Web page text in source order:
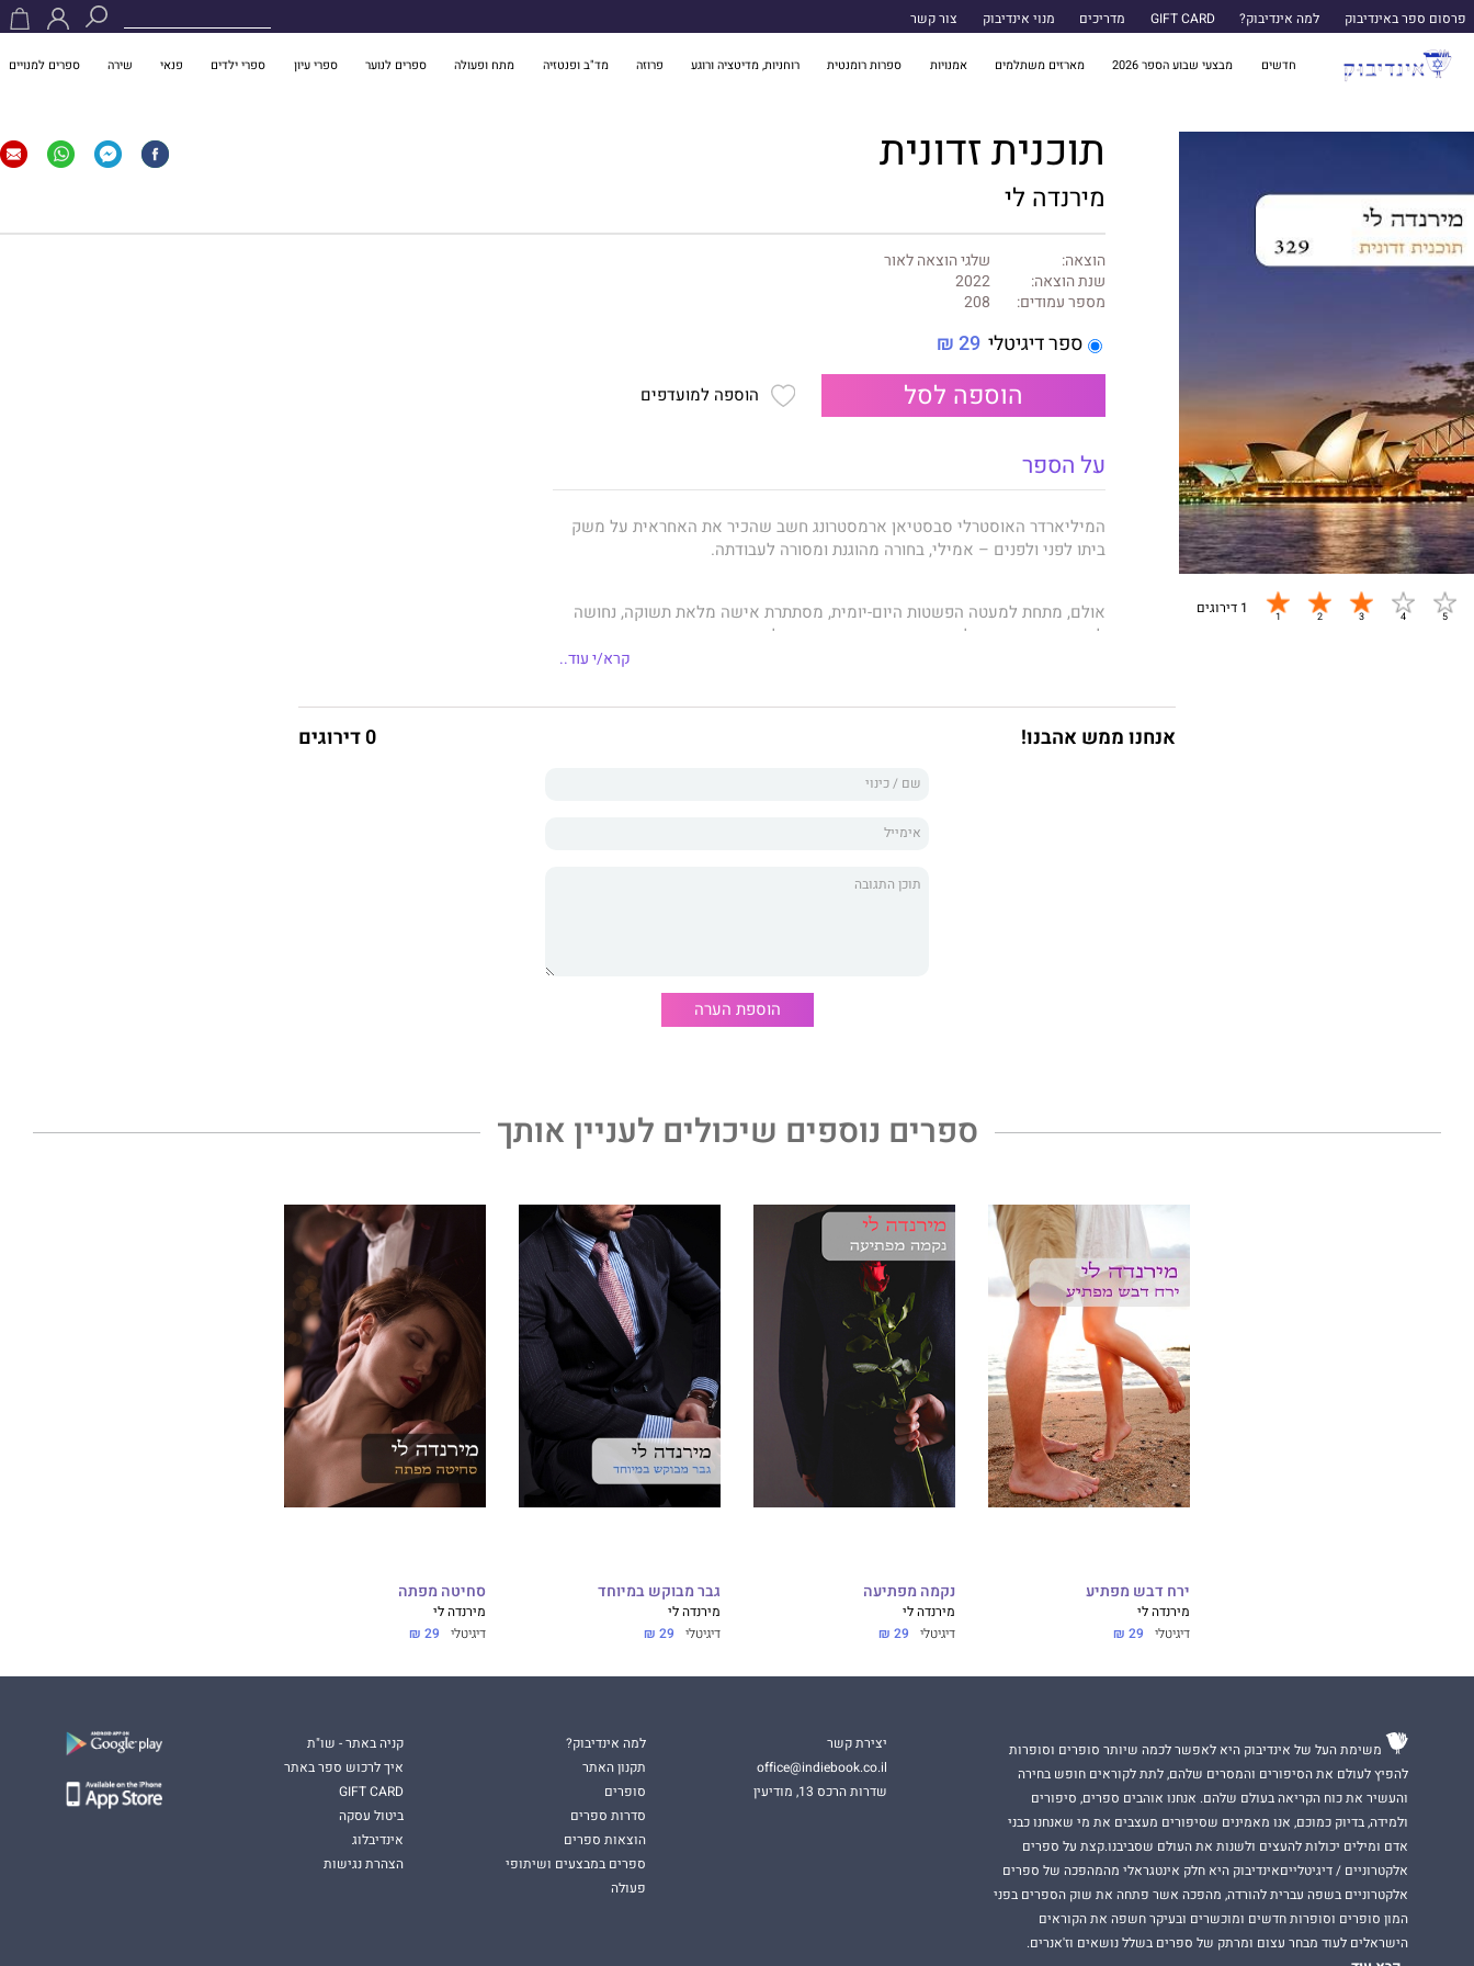
פרסום ספר באינדיבוק למה אינדיבוק? GIFT CARD מדריכים מנוי אינדיבוק צור קשר
חדשים מבצעי שבוע הספר 2026 מארזים משתלמים אמנויות ספרות רומנטית רוחניות, מדיטציה ורוגע פרוזה מד"ב ופנטזיה מתח ופעולה ספרים לנוער ספרי עיון ספרי ילדים פנאי שירה ספרים למנויים
1 דירוגים
תוכנית זדונית
מירנדה לי
הוצאה:
שלגי הוצאה לאור
שנת הוצאה:
2022
מספר עמודים:
208
ספר דיגיטלי 29 ₪
הוספה לסל הוספה למועדפים
על הספר
המיליארדר האוסטרלי סבסטיאן ארמסטרונג חשב שהכיר את האחראית על משק
ביתו לפני ולפנים – אמילי, בחורה מהוגנת ומסורה לעבודתה.
אולם, מתחת למעטה הפשטות היום-יומית, מסתתרת אישה מלאת תשוקה, נחושה
לחוות את החיים במלואם – ומאוהבת במעסיק שלה.
תכנן תוכנית זדונית להשאיר אותה לצידו, לפקודתו, ובמיטתו!
קרא/י עוד..
אנחנו ממש אהבנו! 0 דירוגים
הוספת הערה
ספרים נוספים שיכולים לעניין אותך
ירח דבש מפתיע
מירנדה לי
דיגיטלי 29 ₪
נקמה מפתיעה
מירנדה לי
דיגיטלי 29 ₪
גבר מבוקש במיוחד
מירנדה לי
דיגיטלי 29 ₪
סחיטה מפתה
מירנדה לי
דיגיטלי 29 ₪
משימת העל של אינדיבוק היא לאפשר לכמה שיותר סופרים וסופרות
להפיץ לעולם את הסיפורים והמסרים שלהם, לתת לקוראים חופש בחירה
והעשיר את כוח הקריאה בעולם שלהם. אנחנו אוהבים ספרים, סיפורים
ולמידה, בדיוק כמוכם, אנו מאמינים שסיפורים מעצבים את מי שאנחנו כבני
אדם ומילים יכולות להעצים ולשנות את העולם שסביבנו.קצת על ספרים
אלקטרוניים / דיגיטלייםאינדיבוק היא חלק אינטגראלי מהמהפכה של ספרים
אלקטרוניים בשפה עברית להורדה, מהפכה אשר פתחה את שוק הספרים בפני
המון סופרים וסופרות חדשים ומוכשרים ובעיקר חשפה את הקוראים
הישראלים לעוד מבחר עצום ומרתק של ספרים בשלל נושאים וז'אנרים.
יצירת קשר
office@indiebook.co.il
שדרות הרכס 13, מודיעין
למה אינדיבוק?
תקנון האתר
סופרים
סדרות ספרים
הוצאות ספרים
ספרים במבצעים ושיתופי
פעולה
קניה באתר - שו"ת
איך לרכוש ספר באתר
GIFT CARD
ביטול עסקה
אינדיבלוג
הצהרת נגישות